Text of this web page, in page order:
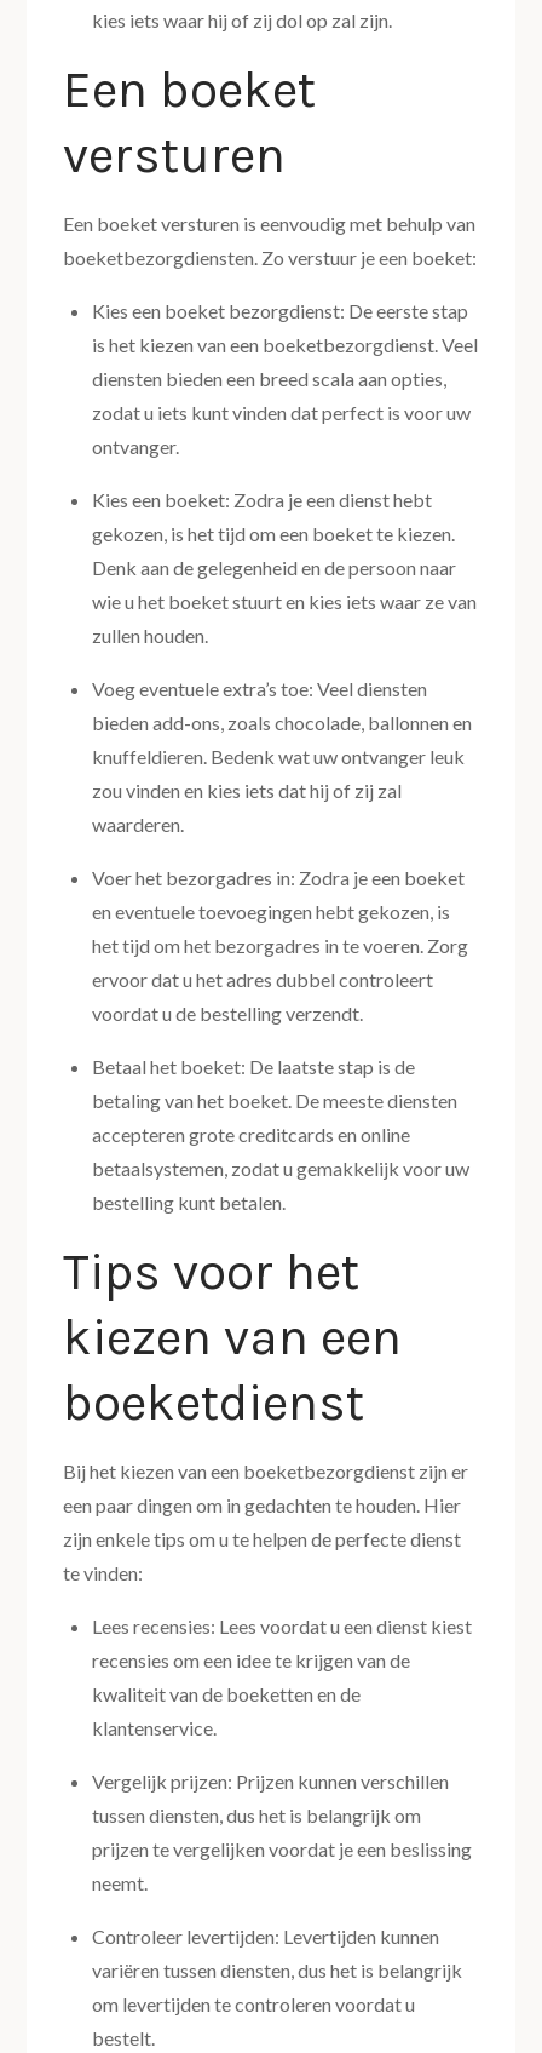
kies iets waar hij of zij dol op zal zijn.
Een boeket
versturen
Een boeket versturen is eenvoudig met behulp van
boeketbezorgdiensten. Zo verstuur je een boeket:
Kies een boeket bezorgdienst: De eerste stap
is het kiezen van een boeketbezorgdienst. Veel
diensten bieden een breed scala aan opties,
zodat u iets kunt vinden dat perfect is voor uw
ontvanger.
Kies een boeket: Zodra je een dienst hebt
gekozen, is het tijd om een boeket te kiezen.
Denk aan de gelegenheid en de persoon naar
wie u het boeket stuurt en kies iets waar ze van
zullen houden.
Voeg eventuele extra’s toe: Veel diensten
bieden add-ons, zoals chocolade, ballonnen en
knuffeldieren. Bedenk wat uw ontvanger leuk
zou vinden en kies iets dat hij of zij zal
waarderen.
Voer het bezorgadres in: Zodra je een boeket
en eventuele toevoegingen hebt gekozen, is
het tijd om het bezorgadres in te voeren. Zorg
ervoor dat u het adres dubbel controleert
voordat u de bestelling verzendt.
Betaal het boeket: De laatste stap is de
betaling van het boeket. De meeste diensten
accepteren grote creditcards en online
betaalsystemen, zodat u gemakkelijk voor uw
bestelling kunt betalen.
Tips voor het
kiezen van een
boeketdienst
Bij het kiezen van een boeketbezorgdienst zijn er
een paar dingen om in gedachten te houden. Hier
zijn enkele tips om u te helpen de perfecte dienst
te vinden:
Lees recensies: Lees voordat u een dienst kiest
recensies om een idee te krijgen van de
kwaliteit van de boeketten en de
klantenservice.
Vergelijk prijzen: Prijzen kunnen verschillen
tussen diensten, dus het is belangrijk om
prijzen te vergelijken voordat je een beslissing
neemt.
Controleer levertijden: Levertijden kunnen
variëren tussen diensten, dus het is belangrijk
om levertijden te controleren voordat u
bestelt.